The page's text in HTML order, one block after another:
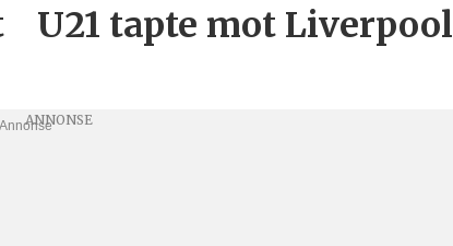
U21 tapte mot Liverpool
Annonse